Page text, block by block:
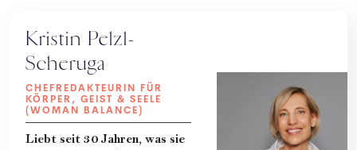
Kristin Pelzl-
Scheruga
CHEFREDAKTEURIN FÜR
KÖRPER, GEIST & SEELE
(WOMAN BALANCE)
Liebt seit 30 Jahren, was sie